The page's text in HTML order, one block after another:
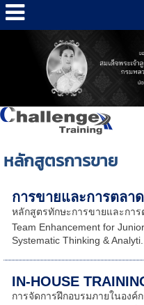
หลักสูตรการขาย
การขายและการตลา
หลักสูตรทักษะการขายและการ
Team Enhancement for
Systematic Thinking & Analyti...
IN-HOUSE
การจัดการฝึกอบรมภายในองค์